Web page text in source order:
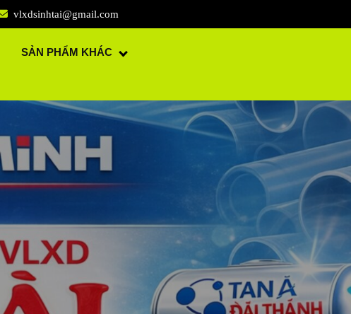
vlxdsinhtai@gmail.com
SẢN PHẨM KHÁC